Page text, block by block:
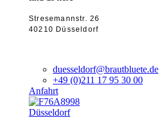
Stresemannstr. 26
40210 Düsseldorf
duesseldorf@brautbluete.de
+49 (0)211 17 95 30 00
Anfahrt
Düsseldorf